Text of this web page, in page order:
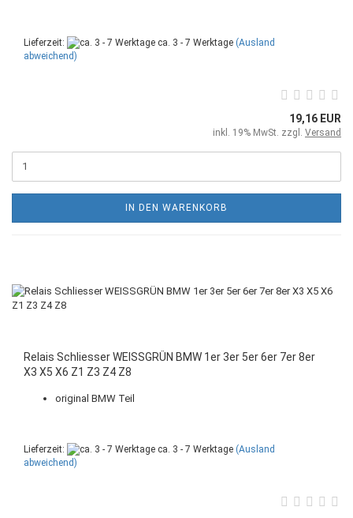
Lieferzeit: ca. 3 - 7 Werktage (Ausland
abweichend)
19,16 EUR
inkl. 19% MwSt. zzgl. Versand
IN DEN WARENKORB
Relais Schliesser WEISSGRÜN BMW 1er 3er 5er 6er 7er 8er
X3 X5 X6 Z1 Z3 Z4 Z8
original BMW Teil
Lieferzeit: ca. 3 - 7 Werktage (Ausland
abweichend)